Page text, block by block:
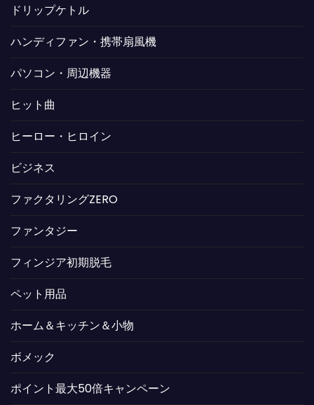
ドリップケトル
ハンディファン・携帯扇風機
パソコン・周辺機器
ヒット曲
ヒーロー・ヒロイン
ビジネス
ファクタリングZERO
ファンタジー
フィンジア初期脱毛
ペット用品
ホーム＆キッチン＆小物
ボメック
ポイント最大50倍キャンペーン